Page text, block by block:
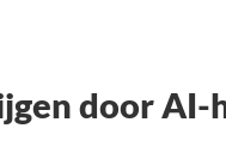
door AI-